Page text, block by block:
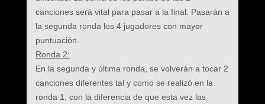
canciones será vital para pasar a la final. Pasarán a
la segunda ronda los 4 jugadores con mayor
puntuación.
Ronda 2:
En la segunda y última ronda, se volverán a tocar 2
canciones diferentes tal y como se realizó en la
ronda 1, con la diferencia de que esta vez las